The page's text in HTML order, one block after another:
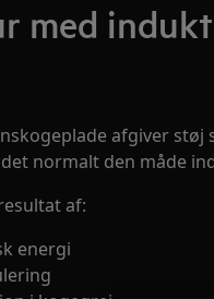
med
afgiver støj
normalt den måde
af:
energi